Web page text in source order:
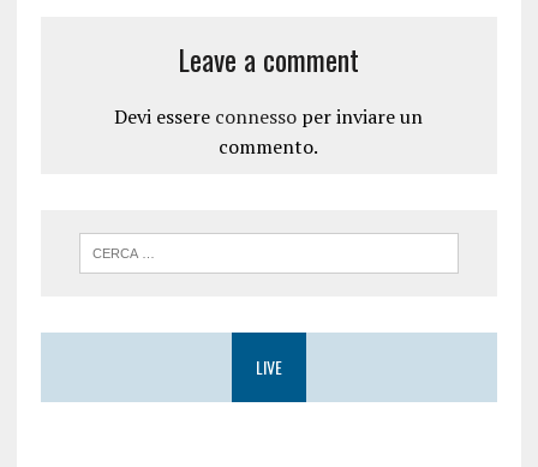
Leave a comment
Devi essere connesso per inviare un
commento.
LIVE